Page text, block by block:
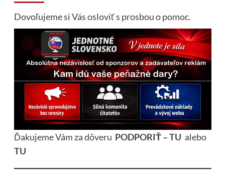
Dovoľujeme si Vás osloviť s prosbou o pomoc.
Ďakujeme Vám za dôveru PODPORIŤ – TU alebo
TU